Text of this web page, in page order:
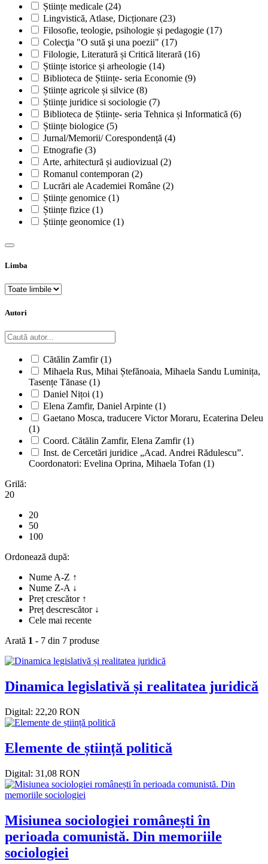
Științe medicale (24)
Lingvistică, Atlase, Dicționare (23)
Filosofie, teologie, psihologie și pedagogie (17)
Colecţia "O sută şi una poezii" (17)
Filologie, Literatură și Critică literară (16)
Științe istorice și arheologie (14)
Biblioteca de Științe- seria Economie (9)
Științe agricole și silvice (8)
Științe juridice si sociologie (7)
Biblioteca de Științe- seria Tehnica și Informatică (6)
Științe biologice (5)
Jurnal/Memorii/ Corespondență (4)
Etnografie (3)
Arte, arhitectură și audiovizual (2)
Romanul contemporan (2)
Lucrări ale Academiei Române (2)
Științe genomice (1)
Științe fizice (1)
Științe geonomice (1)
Limba
Autori
Cătălin Zamfir (1)
Mihaela Rus, Mihai Ștefănoaia, Mihaela Sandu Luminița,
Tasențe Tănase (1)
Daniel Nițoi (1)
Elena Zamfir, Daniel Arpinte (1)
Gaetano Mosca, traducere Victor Moraru, Ecaterina Deleu
(1)
Coord. Cătălin Zamfir, Elena Zamfir (1)
Inst. de Cercetări juridice „Acad. Andrei Rădulescu”.
Coordonatori: Evelina Oprina, Mihaela Tofan (1)
Grilă:
20
20
50
100
Ordonează după:
Nume A-Z ↑
Nume Z-A ↓
Preț crescător ↑
Preț descrescător ↓
Cele mai recente
Arată 1 - 7 din 7 produse
Dinamica legislativă și realitatea juridică
Digital: 22,20 RON
Elemente de știință politică
Digital: 31,08 RON
Misiunea sociologiei românești în
perioada comunistă. Din memoriile
sociologiei